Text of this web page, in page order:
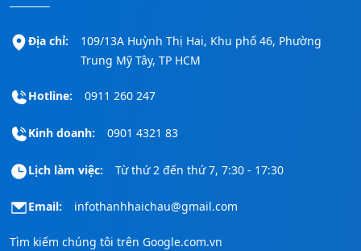
Địa chỉ:
109/13A Huỳnh Thị Hai, Khu phố 46, Phường
Trung Mỹ Tây, TP HCM
Hotline: 0911 260 247
Kinh doanh: 0901 4321 83
Lịch làm việc: Từ thứ 2 đến thứ 7, 7:30 - 17:30
Email: infothanhhaichau@gmail.com
Tìm kiếm chúng tôi trên Google.com.vn